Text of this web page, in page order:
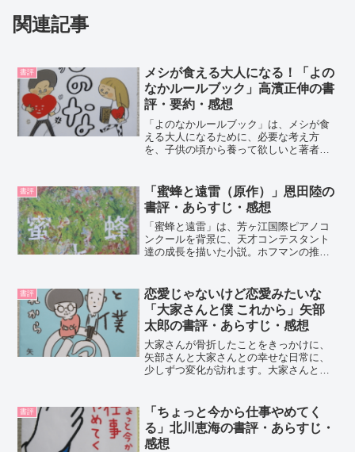
関連記事
書評
メシが食える大人になる！「よの
なかルールブック」高濱正伸の書
評・要約・感想
「よのなかルールブック」は、メシが食
える大人になるために、必要な考え方
を、子供の頃から養って欲しいと著者は
への贈り物です。高濱正伸さんの紹介高
濱正伸さんは、「花まる学...
書評
「蜜蜂と遠雷（原作）」恩田陸の
書評・あらすじ・感想
「蜜蜂と遠雷」は、芳ヶ江国際ピアノコ
ンクールを背景に、天才コンテスタント
達の成長を描いた小説。ホフマンの推薦
的に変えてしまう。恩田陸さんの紹介恩
田陸さんは、1992年「...
書評
恋愛じゃないけど恋愛みたいな
「大家さんと僕 これから」矢部
太郎の書評・あらすじ・感想
大家さんが骨折したことをきっかけに、
矢部さんと大家さんとの幸せな日常に、
少しずつ変化が訪れます。大家さんとの
編です。矢部太郎さんの紹介矢部さん
は、売れない芸人が、稼ぎ時...
書評
「ちょっと今から仕事やめてく
る」北川恵海の書評・あらすじ・
感想